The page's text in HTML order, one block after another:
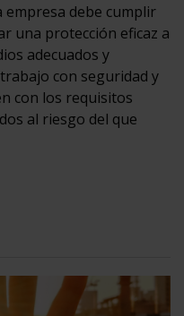
empresa debe cumplir
una protección eficaz a
adecuados y
con seguridad y
con los requisitos
al riesgo del que